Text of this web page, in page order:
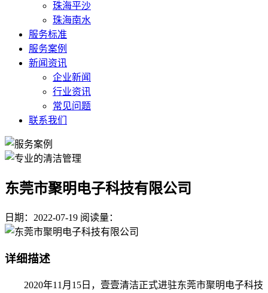
珠海平沙
珠海南水
服务标准
服务案例
新闻资讯
企业新闻
行业资讯
常见问题
联系我们
东莞市聚明电子科技有限公司
日期：2022-07-19 阅读量：
详细描述
2020年11月15日，壹壹清洁正式进驻东莞市聚明电子科技